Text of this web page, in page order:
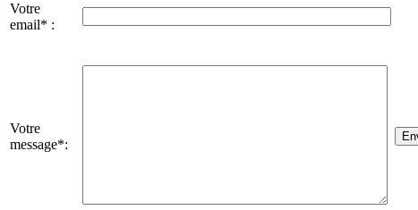
Votre
email* :
Votre
message*: